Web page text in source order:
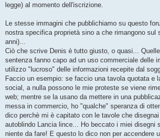
legge) al momento dell'iscrizione.
Le stesse immagini che pubblichiamo su questo
nostra specifica proprietà sino a che rimangono sul
anni)...
Ciò che scrive Denis è tutto giusto, o quasi...
sentenza fanno capo ad un uso commerciale delle
utilizzo "lucroso" delle informazioni recepite dal
Faccio un esempio: se faccio una tavola quotata e
social, a nulla possono le mie proteste se viene
web; mentre se la usano da mettere in una
messa in commercio, ho "qualche" speranza di
dico perchè mi è capitato con le tavole che
autoblindo Lancia lince... Ho beccato i miei disegni
niente da fare! E questo lo dico non per accendere